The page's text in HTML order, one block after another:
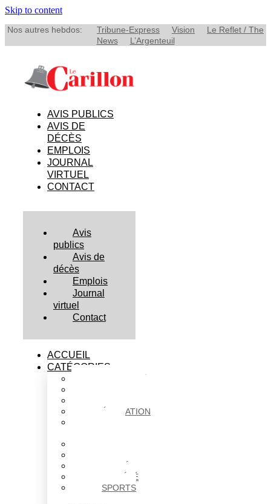
Skip to content
Nos autres hebdos: Tribune-Express Vision
Le Reflet / The
News
L’Argenteuil
AVIS PUBLICS
AVIS DE
DÉCÈS
EMPLOIS
JOURNAL
VIRTUEL
CONTACT
Avis
publics
Avis de
décès
Emplois
Journal
virtuel
Contact
ACCUEIL
CATÉGORIES
ÉDUCATION
SOCIÉTÉ
SPORTS